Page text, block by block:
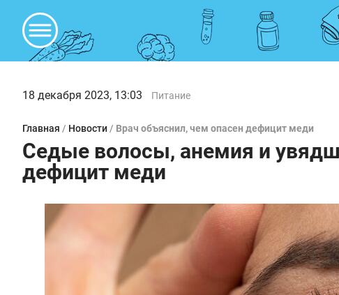
18 декабря 2023, 13:03 Питание
Главная / Новости / Врач объяснил, чем опасен дефицит меди
Седые волосы, анемия и
дефицит меди